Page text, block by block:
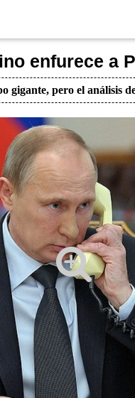
enfurece a
gigante, pero el análisis